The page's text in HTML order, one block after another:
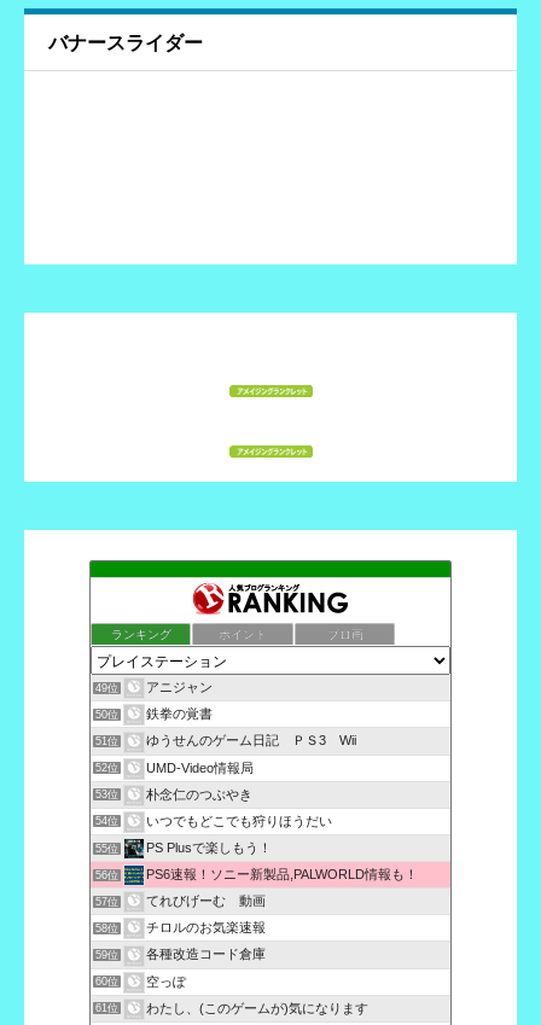
バナースライダー
ランキング ポイント ブロ画
49位 アニジャン
50位 鉄拳の覚書
51位 ゆうせんのゲーム日記 ＰＳ3 Wii
52位 UMD-Video情報局
53位 朴念仁のつぶやき
54位 いつでもどこでも狩りほうだい
55位 PS Plusで楽しもう！
56位 PS6速報！ソニー新製品,PALWORLD情報も！
57位 てれびげーむ 動画
58位 チロルのお気楽速報
59位 各種改造コード倉庫
60位 空っぽ
61位 わたし、(このゲームが)気になります